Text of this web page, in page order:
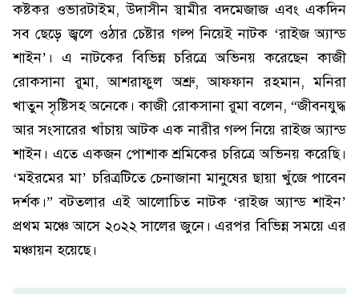
কষ্টকর ওভারটাইম, উদাসীন স্বামীর বদমেজাজ এবং একদিন
সব ছেড়ে জ্বলে ওঠার চেষ্টার গল্প নিয়েই নাটক ‘রাইজ অ্যান্ড
শাইন’। এ নাটকের বিভিন্ন চরিত্রে অভিনয় করেছেন কাজী
রোকসানা রুমা, আশরাফুল অশ্রু, আফফান রহমান, মনিরা
খাতুন সৃষ্টিসহ অনেকে। কাজী রোকসানা রুমা বলেন, “জীবনযুদ্ধ
আর সংসারের খাঁচায় আটক এক নারীর গল্প নিয়ে রাইজ অ্যান্ড
শাইন। এতে একজন পোশাক শ্রমিকের চরিত্রে অভিনয় করেছি।
‘মইরমের মা’ চরিত্রটিতে চেনাজানা মানুষের ছায়া খুঁজে পাবেন
দর্শক।” বটতলার এই আলোচিত নাটক ‘রাইজ অ্যান্ড শাইন’
প্রথম মঞ্চে আসে ২০২২ সালের জুনে। এরপর বিভিন্ন সময়ে এর
মঞ্চায়ন হয়েছে।